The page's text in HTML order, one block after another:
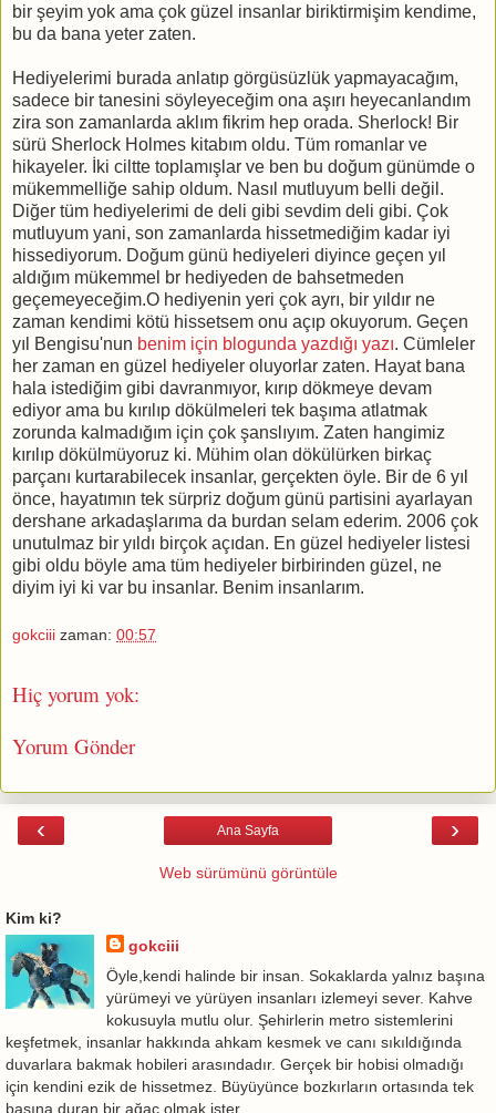
bir şeyim yok ama çok güzel insanlar biriktirmişim kendime,
bu da bana yeter zaten.
Hediyelerimi burada anlatıp görgüsüzlük yapmayacağım,
sadece bir tanesini söyleyeceğim ona aşırı heyecanlandım
zira son zamanlarda aklım fikrim hep orada. Sherlock! Bir
sürü Sherlock Holmes kitabım oldu. Tüm romanlar ve
hikayeler. İki ciltte toplamışlar ve ben bu doğum günümde o
mükemmelliğe sahip oldum. Nasıl mutluyum belli değil.
Diğer tüm hediyelerimi de deli gibi sevdim deli gibi. Çok
mutluyum yani, son zamanlarda hissetmediğim kadar iyi
hissediyorum. Doğum günü hediyeleri diyince geçen yıl
aldığım mükemmel br hediyeden de bahsetmeden
geçemeyeceğim.O hediyenin yeri çok ayrı, bir yıldır ne
zaman kendimi kötü hissetsem onu açıp okuyorum. Geçen
yıl Bengisu'nun benim için blogunda yazdığı yazı. Cümleler
her zaman en güzel hediyeler oluyorlar zaten. Hayat bana
hala istediğim gibi davranmıyor, kırıp dökmeye devam
ediyor ama bu kırılıp dökülmeleri tek başıma atlatmak
zorunda kalmadığım için çok şanslıyım. Zaten hangimiz
kırılıp dökülmüyoruz ki. Mühim olan dökülürken birkaç
parçanı kurtarabilecek insanlar, gerçekten öyle. Bir de 6 yıl
önce, hayatımın tek sürpriz doğum günü partisini ayarlayan
dershane arkadaşlarıma da burdan selam ederim. 2006 çok
unutulmaz bir yıldı birçok açıdan. En güzel hediyeler listesi
gibi oldu böyle ama tüm hediyeler birbirinden güzel, ne
diyim iyi ki var bu insanlar. Benim insanlarım.
gokciii zaman: 00:57
Hiç yorum yok:
Yorum Gönder
‹ ›
Ana Sayfa
Web sürümünü görüntüle
Kim ki?
gokciii
Öyle,kendi halinde bir insan. Sokaklarda yalnız başına
yürümeyi ve yürüyen insanları izlemeyi sever. Kahve
kokusuyla mutlu olur. Şehirlerin metro sistemlerini
keşfetmek, insanlar hakkında ahkam kesmek ve canı sıkıldığında
duvarlara bakmak hobileri arasındadır. Gerçek bir hobisi olmadığı
için kendini ezik de hissetmez. Büyüyünce bozkırların ortasında tek
başına duran bir ağaç olmak ister.